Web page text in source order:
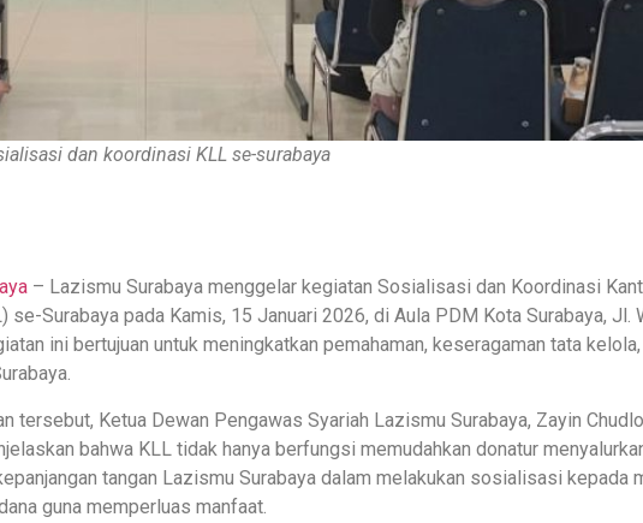
dan koordinasi KLL se-surabaya
– Lazismu Surabaya menggelar kegiatan Sosialisasi dan Koordinasi
se-Surabaya pada Kamis, 15 Januari 2026, di Aula PDM Kota Surabaya, Jl.
ini bertujuan untuk meningkatkan pemahaman, keseragaman tata
tersebut, Ketua Dewan Pengawas Syariah Lazismu Surabaya, Zayin
bahwa KLL tidak hanya berfungsi memudahkan donatur
tangan Lazismu Surabaya dalam melakukan sosialisasi kepada
guna memperluas manfaat.